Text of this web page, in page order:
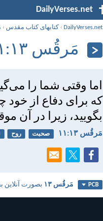
DailyVerses.net
DailyVerses.net
›کتابهای کتاب مقدس ›
مَرقُس ۱۳:‏۱۱
اما وقتی شما را
كه برای دفاع از خود
بگوييد، زيرا در
مَرقُس ۱۳:‏۱۱ صحبت روح
PCB مَرقُس ۱۳ بصورت آنلاین